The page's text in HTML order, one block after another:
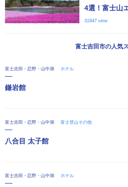
4選！富士山
31847 view
富士吉田市の人気
富士吉田・忍野・山中湖 ホテル
鎌岩館
富士吉田・忍野・山中湖 富士登山その他
八合目 太子館
富士吉田・忍野・山中湖 ホテル